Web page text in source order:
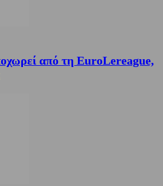
από τη EuroLereague,